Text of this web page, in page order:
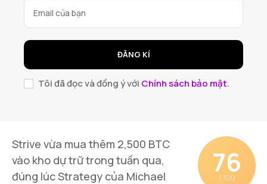
ĐĂNG KÍ
Tôi đã đọc và đồng ý với Chính sách bảo mật.
76
/ 100
Strive vừa mua thêm 2,500 BTC
vào kho dự trữ trong tuần qua,
đúng lúc Strategy của Michael